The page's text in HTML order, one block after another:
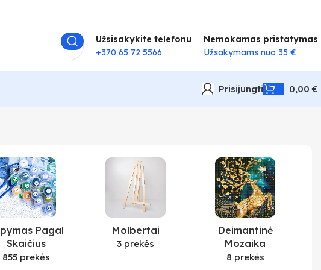
Užsisakykite telefonu
+370 65 72 5566
Nemokamas pristatymas
Užsakymams nuo 35 €
Prisijungti 0,00€
Pagal
Skaičius
855 prekės
Molbertai
3 prekės
Deimantinė
Mozaika
8 prekės